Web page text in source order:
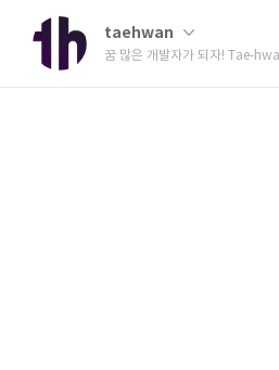
taehwan
꿈 많은 개발자가 되자! Tae-